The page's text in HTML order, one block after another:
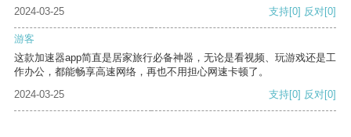
2024-03-25 支持[0] 反对[0]
游客
这款加速器app简直是居家旅行必备神器，无论是看视频、玩游戏还是工
作办公，都能畅享高速网络，再也不用担心网速卡顿了。
2024-03-25
支持[0] 反对[0]